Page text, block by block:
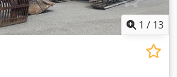
1 / 13